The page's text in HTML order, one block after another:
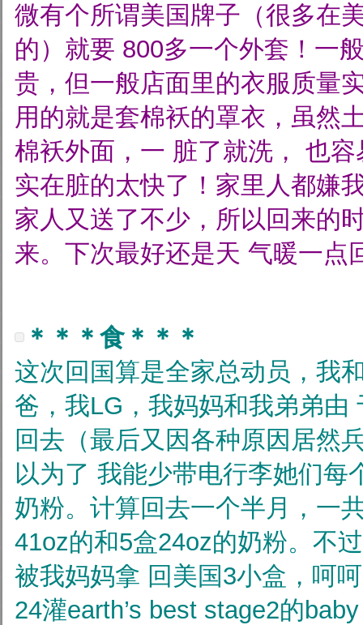
微有个所谓美国牌子（很多在
的）就要 800多一个外套！一
贵，但一般店面里的衣服质量
用的就是套棉袄的罩衣，虽然
棉袄外面，一 脏了就洗， 也
实在脏的太快了！家里人都嫌
家人又送了不少，所以回来的
来。下次最好还是天 气暖一点
＊＊＊食＊＊＊
这次回国算是全家总动员，我
爸，我LG，我妈妈和我弟弟由
回去（最后又因各种原因居然
以为了 我能少带电行李她们每
奶粉。计算回去一个半月，一
41oz的和5盒24oz的奶粉。不
被我妈妈拿 回美国3小盒，呵
24灌earth’s best stage2的